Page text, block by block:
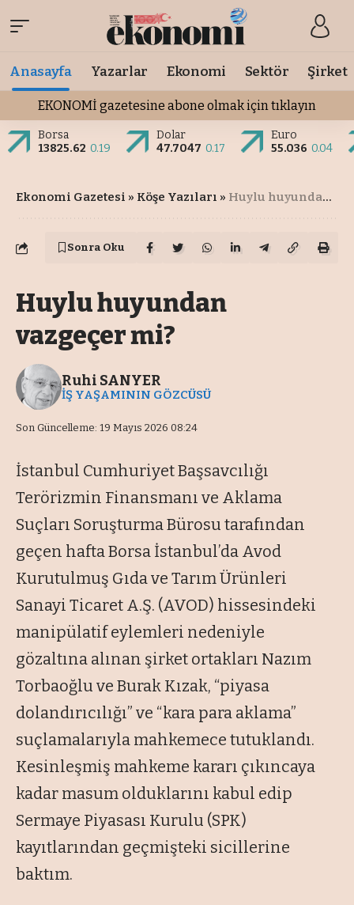
Anasayfa Yazarlar Ekonomi Sektör Şirket
EKONOMİ gazetesine abone olmak için tıklayın
Borsa
13825.62 0.19
Dolar
47.7047 0.17
Euro
55.036 0.04
Ekonomi Gazetesi » Köşe Yazıları » Huylu huyundan vazgeçer mi?
Sonra Oku
Huylu huyundan
vazgeçer mi?
Son Güncelleme: 19 Mayıs 2026 08:24
Ruhi SANYER
İŞ YAŞAMININ GÖZCÜSÜ
İstanbul Cumhuriyet Başsavcılığı
Terörizmin Finansmanı ve Aklama
Suçları Soruşturma Bürosu tarafından
geçen hafta Borsa İstanbul’da Avod
Kurutulmuş Gıda ve Tarım Ürünleri
Sanayi Ticaret A.Ş. (AVOD) hissesindeki
manipülatif eylemleri nedeniyle
gözaltına alınan şirket ortakları Nazım
Torbaoğlu ve Burak Kızak, “piyasa
dolandırıcılığı” ve “kara para aklama”
suçlamalarıyla mahkemece tutuklandı.
Kesinleşmiş mahkeme kararı çıkıncaya
kadar masum olduklarını kabul edip
Sermaye Piyasası Kurulu (SPK)
kayıtlarından geçmişteki sicillerine
baktım.